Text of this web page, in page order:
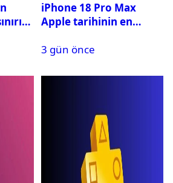
iPhone 18 Pro Max
Apple tarihinin en
3 gün önce